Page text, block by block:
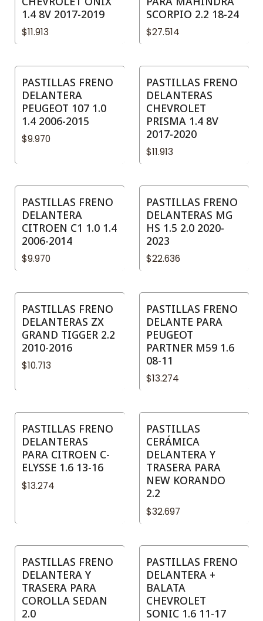
1.4 8V 2017-2019
$11.913
SCORPIO 2.2 18-24
$27.514
PASTILLAS FRENO
DELANTERA
PEUGEOT 107 1.0
1.4 2006-2015
$9.970
PASTILLAS FRENO
DELANTERAS
CHEVROLET
PRISMA 1.4 8V
2017-2020
$11.913
PASTILLAS FRENO
DELANTERA
CITROEN C1 1.0 1.4
2006-2014
$9.970
PASTILLAS FRENO
DELANTERAS MG
HS 1.5 2.0 2020-
2023
$22.636
PASTILLAS FRENO
DELANTERAS ZX
GRAND TIGGER 2.2
2010-2016
$10.713
PASTILLAS FRENO
DELANTE PARA
PEUGEOT
PARTNER M59 1.6
08-11
$13.274
PASTILLAS FRENO
DELANTERAS
PARA CITROEN C-
ELYSSE 1.6 13-16
$13.274
PASTILLAS
CERÁMICA
DELANTERA Y
TRASERA PARA
NEW KORANDO
2.2
$32.697
PASTILLAS FRENO
DELANTERA Y
TRASERA PARA
COROLLA SEDAN
2.0
PASTILLAS FRENO
DELANTERA +
BALATA
CHEVROLET
SONIC 1.6 11-17